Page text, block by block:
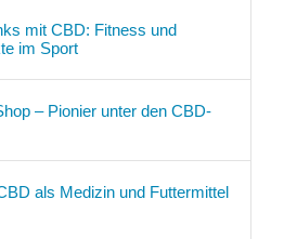
mit CBD: Fitness und
im Sport
– Pionier unter den CBD-
als Medizin und Futtermittel